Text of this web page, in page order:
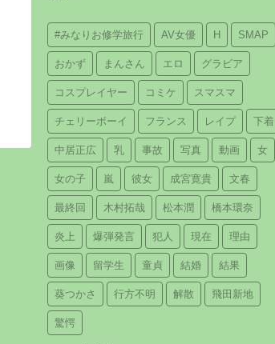
#みなりお修学旅行 AV女優 H SMAP
おかず まんさん エロ グラビア
コスプレイヤー コミケ スマスマ
チェリーボーイ フランス レイプ 下着
中居正広 乳 事故 写真 動画 女
女の子 嵐 彼女 成宮寛貴 文春
最終回 木村拓哉 松本潤 橋本環奈
炎上 爆弾発言 犯人 現在 理由
画像 留学生 童貞 結婚 結果
葵つかさ 行方不明 解散 飛田新地
驚愕